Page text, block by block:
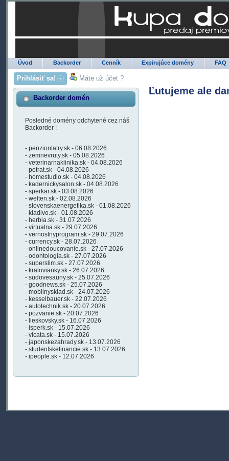
Úvod Backorder Cenník Expirujúce domény FAQ
Prihlásiť sa! Máte už účet ?
Backorder domén
Posledné domény odchytené cez náš
Backorder :
- penziontatry.sk - 06.08.2026
- zemnevruty.sk - 05.08.2026
- veterinarnaklinika.sk - 04.08.2026
- potrat.sk - 04.08.2026
- homestudio.sk - 04.08.2026
- kadernickysalon.sk - 04.08.2026
- sperkar.sk - 03.08.2026
- welten.sk - 02.08.2026
- slovenskaenergetika.sk - 01.08.2026
- kladivo.sk - 01.08.2026
- herbia.sk - 31.07.2026
- virtualna.sk - 29.07.2026
- vernostnyprogram.sk - 29.07.2026
- currency.sk - 28.07.2026
- onlinedoucovanie.sk - 27.07.2026
- odontologia.sk - 27.07.2026
- superslim.sk - 27.07.2026
- kralovianky.sk - 26.07.2026
- sudovesauny.sk - 25.07.2026
- goodnews.sk - 25.07.2026
- mobilnysklad.sk - 24.07.2026
- kesselbauer.sk - 22.07.2026
- autotechnik.sk - 20.07.2026
- pozvanie.sk - 20.07.2026
- lieskovsky.sk - 16.07.2026
- isperk.sk - 15.07.2026
- vlcata.sk - 15.07.2026
- japonskezahrady.sk - 13.07.2026
- studentskefinancie.sk - 13.07.2026
- ipeople.sk - 12.07.2026
Ľutujeme ale